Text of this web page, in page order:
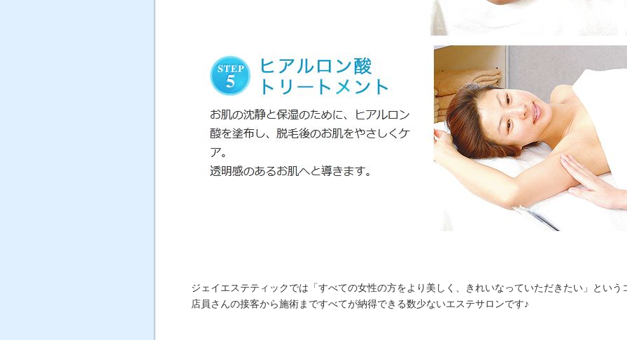
ジェイエステティックでは「すべての女性の方をより美しく、きれいなっていただきたい」という
店員さんの接客から施術まですべてが納得できる数少ないエステサロンです♪